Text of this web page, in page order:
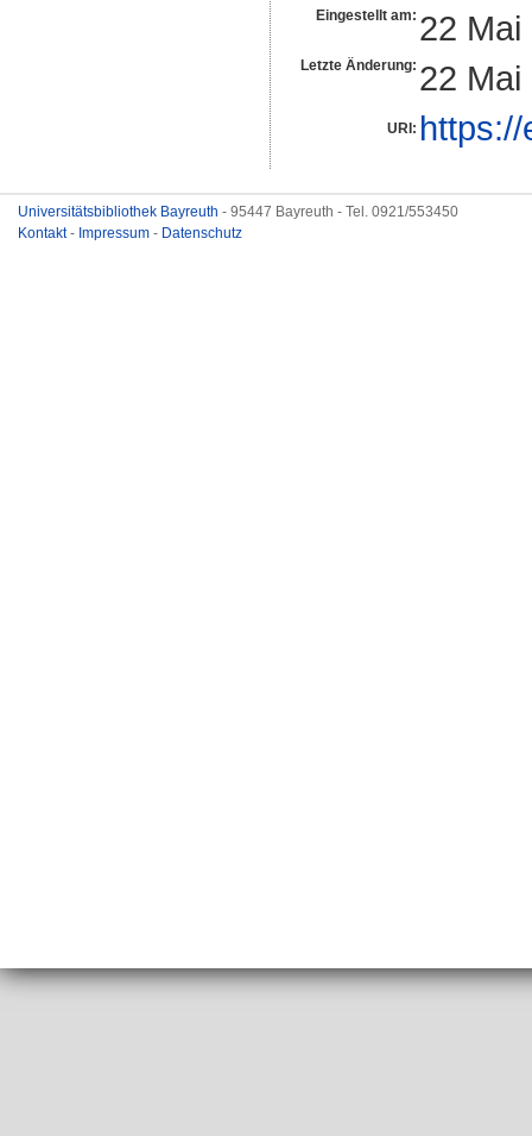
Eingestellt am: 22 Mai
Letzte Änderung: 22 Mai
URI:
Universitätsbibliothek Bayreuth - 95447 Bayreuth - Tel. 0921/553450
Kontakt- Impressum - Datenschutz